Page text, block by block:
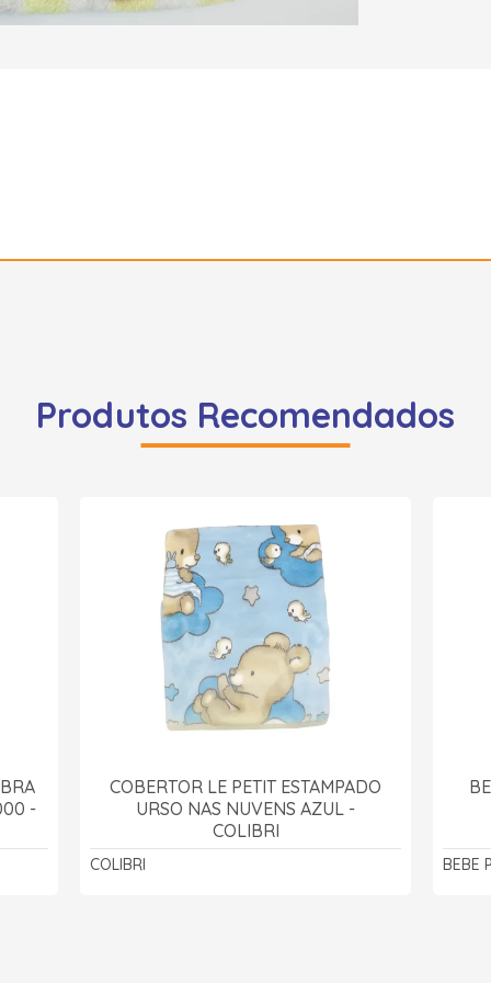
Produtos Recomendados
-
COBERTOR LE PETIT ESTAMPADO
URSO NAS NUVENS AZUL -
COLIBRI
COLIBRI BEBE